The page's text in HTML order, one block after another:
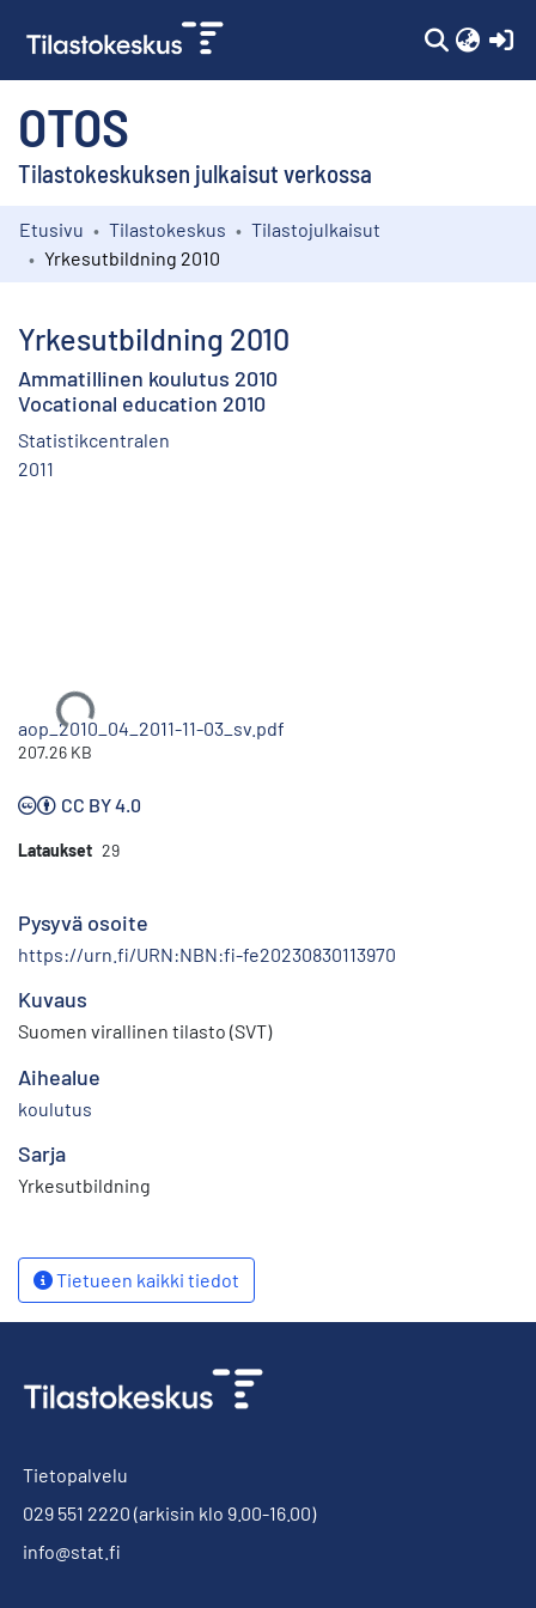
OTOS
Tilastokeskuksen julkaisut verkossa
Kokoelmat
Etusivu Tilastokeskus
Tilastojulkaisut
Yrkesutbildning 2010
Yrkesutbildning 2010
Ammatillinen koulutus 2010
Vocational education 2010
Statistikcentralen
2011
Ladataan...
aop_2010_04_2011-11-03_sv.pdf
207.26 KB
CC BY 4.0
Lataukset 29
Pysyvä osoite
https://urn.fi/URN:NBN:fi-fe20230830113970
Kuvaus
Suomen virallinen tilasto (SVT)
Aihealue
koulutus
Sarja
Yrkesutbildning
Tietueen kaikki tiedot
Tietopalvelu
029 551 2220 (arkisin klo 9.00-16.00)
info@stat.fi